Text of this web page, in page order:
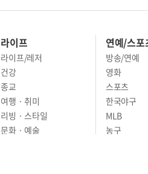
라이프
라이프/레저
건강
종교
여행 · 취미
연예/스포츠
방송/연예
영화
스포츠
한국야구